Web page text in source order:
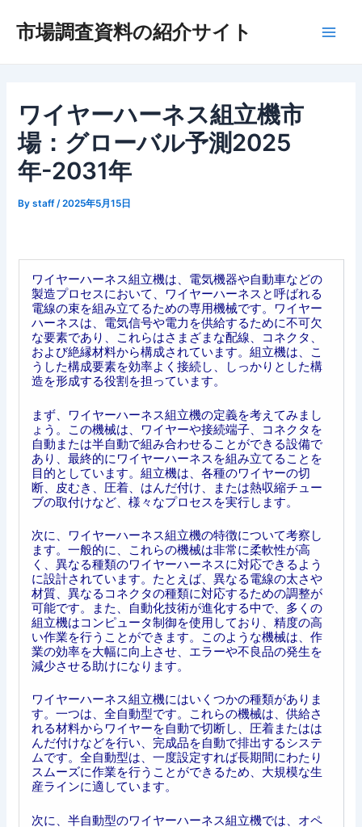
市場調査資料の紹介サイト
ワイヤーハーネス組立機市
場：グローバル予測2025
年-2031年
Bystaff /2025年5月15日
ワイヤーハーネス組立機は、電気機器や自動車などの
製造プロセスにおいて、ワイヤーハーネスと呼ばれる
電線の束を組み立てるための専用機械です。ワイヤー
ハーネスは、電気信号や電力を供給するために不可欠
な要素であり、これらはさまざまな配線、コネクタ、
および絶縁材料から構成されています。組立機は、こ
うした構成要素を効率よく接続し、しっかりとした構
造を形成する役割を担っています。
まず、ワイヤーハーネス組立機の定義を考えてみまし
ょう。この機械は、ワイヤーや接続端子、コネクタを
自動または半自動で組み合わせることができる設備で
あり、最終的にワイヤーハーネスを組み立てることを
目的としています。組立機は、各種のワイヤーの切
断、皮むき、圧着、はんだ付け、または熱収縮チュー
ブの取付けなど、様々なプロセスを実行します。
次に、ワイヤーハーネス組立機の特徴について考察し
ます。一般的に、これらの機械は非常に柔軟性が高
く、異なる種類のワイヤーハーネスに対応できるよう
に設計されています。たとえば、異なる電線の太さや
材質、異なるコネクタの種類に対応するための調整が
可能です。また、自動化技術が進化する中で、多くの
組立機はコンピュータ制御を使用しており、精度の高
い作業を行うことができます。このような機械は、作
業の効率を大幅に向上させ、エラーや不良品の発生を
減少させる助けになります。
ワイヤーハーネス組立機にはいくつかの種類がありま
す。一つは、全自動型です。これらの機械は、供給さ
れる材料からワイヤーを自動で切断し、圧着またはは
んだ付けなどを行い、完成品を自動で排出するシステ
ムです。全自動型は、一度設定すれば長期間にわたり
スムーズに作業を行うことができるため、大規模な生
産ラインに適しています。
次に、半自動型のワイヤーハーネス組立機では、オペ